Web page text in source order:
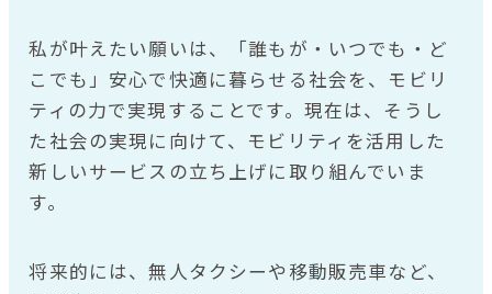
私が叶えたい願いは、「誰もが・いつでも・ど
こでも」安心で快適に暮らせる社会を、モビリ
ティの力で実現することです。現在は、そうし
た社会の実現に向けて、モビリティを活用した
新しいサービスの立ち上げに取り組んでいま
す。
将来的には、無人タクシーや移動販売車など、